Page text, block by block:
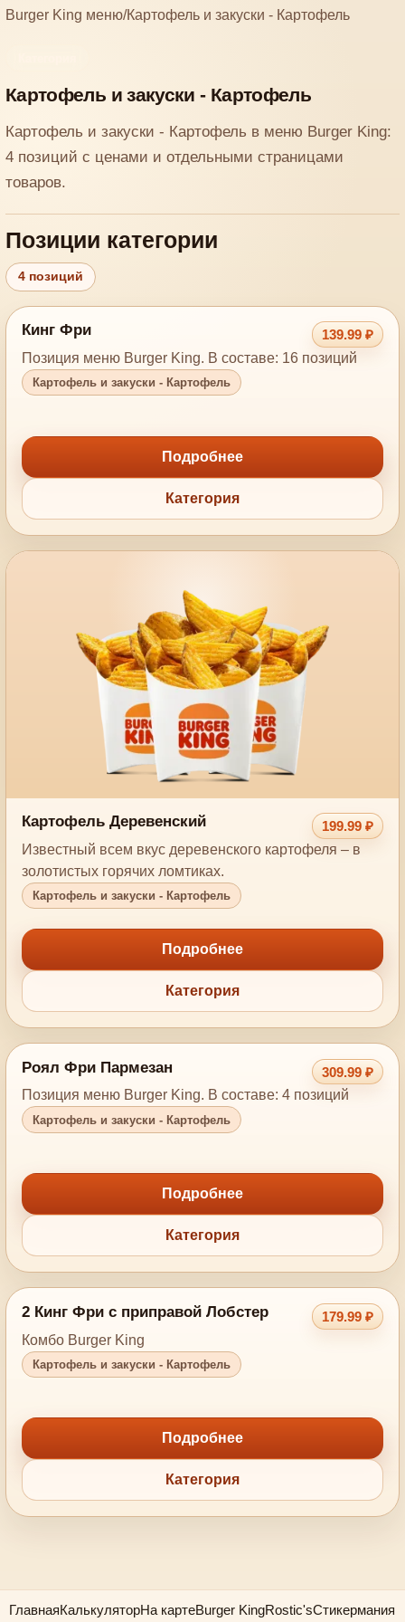
Burger King меню/Картофель и закуски - Картофель
Картофель и закуски - Картофель
Картофель и закуски - Картофель в меню Burger King:
4 позиций с ценами и отдельными страницами
товаров.
Позиции категории
4 позиций
Кинг Фри
139.99 ₽
Позиция меню Burger King. В составе: 16 позиций
Картофель и закуски - Картофель
Подробнее
Категория
Картофель Деревенский
199.99 ₽
Известный всем вкус деревенского картофеля – в
золотистых горячих ломтиках.
Картофель и закуски - Картофель
Подробнее
Категория
Роял Фри Пармезан
309.99 ₽
Позиция меню Burger King. В составе: 4 позиций
Картофель и закуски - Картофель
Подробнее
Категория
2 Кинг Фри с приправой Лобстер
179.99 ₽
Комбо Burger King
Картофель и закуски - Картофель
Подробнее
Категория
ГлавнаяКалькуляторНа картеBurger KingRostic'sСтикермания